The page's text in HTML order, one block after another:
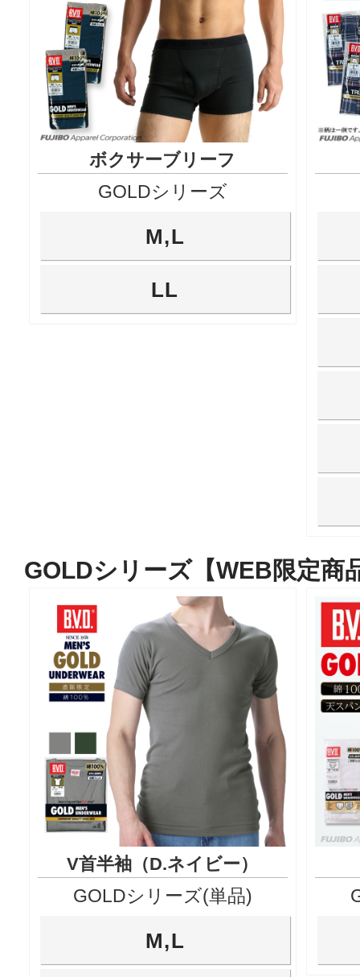
ボクサーブリーフ
GOLDシリーズ
M,L
LL
GOLDシリーズ【WEB限定商
V首半袖（D.ネイビー）
GOLDシリーズ(単品)
M,L